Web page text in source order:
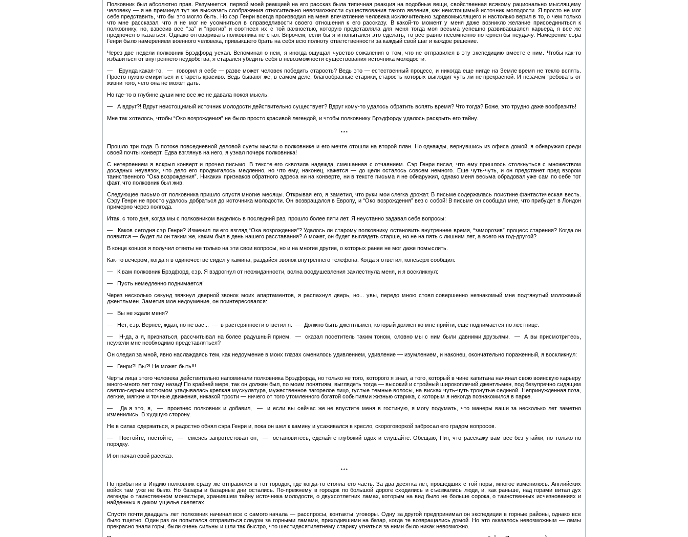
Полковник был абсолютно прав. Разумеется, первой моей реакцией на его рассказ была типичная реакция на подобные вещи, свойственная всякому рационально мыслящему
человеку — я не преминул тут же высказать соображения относительно невозможности существования такого явления, как неистощимый источник молодости. Я просто не мог
себе представить, что бы это могло быть. Но сэр Генри всегда производил на меня впечатление человека исключительно здравомыслящего и настолько верил в то, о чем только
что мне рассказал, что я не мог не усомниться в справедливости своего отношения к его рассказу. В какой-то момент у меня даже возникло желание присоединиться к
полковнику, но, взвесив все “за” и “против” и соотнеся их с той важностью, которую представляла для меня тогда моя весьма успешно развивавшаяся карьера, я все же
предпочел отказаться. Однако отговаривать полковника не стал. Впрочем, если бы я и попытался это сделать, то все равно несомненно потерпел бы неудачу. Намерение сэра
Генри было намерением военного человека, привыкшего брать на себя всю полноту ответственности за каждый свой шаг и каждое решение.
Через две недели полковник Брэдфорд уехал. Вспоминая о нем, я иногда ощущал чувство сожаления о том, что не отправился в эту экспедицию вместе с ним. Чтобы как-то
избавиться от внутреннего неудобства, я старался убедить себя в невозможности существования источника молодости.
— Ерунда какая-то, — говорил я себе — разве может человек победить старость? Ведь это — естественный процесс, и никогда еще нигде на Земле время не текло вспять.
Просто нужно смириться и стареть красиво. Ведь бывают же, в самом деле, благообразные старики, старость которых выглядит чуть ли не прекрасной. И незачем требовать от
жизни того, чего она не может дать.
Но где-то в глубине души мне все же не давала покоя мысль:
— А вдруг?! Вдруг неистощимый источник молодости действительно существует? Вдруг кому-то удалось обратить вспять время? Что тогда? Боже, это трудно даже вообразить!
Мне так хотелось, чтобы “Око возрождения” не было просто красивой легендой, и чтобы полковнику Брэдфорду удалось раскрыть его тайну.
* * *
Прошло три года. В потоке повседневной деловой суеты мысли о полковнике и его мечте отошли на второй план. Но однажды, вернувшись из офиса домой, я обнаружил среди
своей почты конверт. Едва взглянув на него, я узнал почерк полковника!
С нетерпением я вскрыл конверт и прочел письмо. В тексте его сквозила надежда, смешанная с отчаянием. Сэр Генри писал, что ему пришлось столкнуться с множеством
досадных неувязок, что дело его продвигалось медленно, но что ему, наконец, кажется — до цели осталось совсем немного. Еще чуть-чуть, и он предстанет пред взором
таинственного “Ока возрождения”. Никаких признаков обратного адреса ни на конверте, ни в тексте письма я не обнаружил, однако меня весьма обрадовал уже сам по себе тот
факт, что полковник был жив.
Следующее письмо от полковника пришло спустя многие месяцы. Открывая его, я заметил, что руки мои слегка дрожат. В письме содержалась поистине фантастическая весть.
Сэру Генри не просто удалось добраться до источника молодости. Он возвращался в Европу, и “Око возрождения” вез с собой! В письме он сообщал мне, что прибудет в Лондон
примерно через полгода.
Итак, с того дня, когда мы с полковником виделись в последний раз, прошло более пяти лет. Я неустанно задавал себе вопросы:
— Каков сегодня сэр Генри? Изменил ли его взгляд “Ока возрождения”? Удалось ли старому полковнику остановить внутреннее время, “заморозив” процесс старения? Когда он
появится — будет ли он таким же, каким был в день нашего расставания? А может, он будет выглядеть старше, но не на пять с лишним лет, а всего на год-другой?
В конце концов я получил ответы не только на эти свои вопросы, но и на многие другие, о которых ранее не мог даже помыслить.
Как-то вечером, когда я в одиночестве сидел у камина, раздайся звонок внутреннего телефона. Когда я ответил, консьерж сообщил:
— К вам полковник Брэдфорд, сэр. Я вздрогнул от неожиданности, волна воодушевления захлестнула меня, и я воскликнул:
— Пусть немедленно поднимается!
Через несколько секунд звякнул дверной звонок моих апартаментов, я распахнул дверь, но... увы, передо мною стоял совершенно незнакомый мне подтянутый моложавый
джентльмен. Заметив мое недоумение, он поинтересовался:
— Вы не ждали меня?
— Нет, сэр. Вернее, ждал, но не вас... — в растерянности ответил я. — Должно быть джентльмен, который должен ко мне прийти, еще поднимается по лестнице.
— Н‑да, а я, признаться, рассчитывал на более радушный прием, — сказал посетитель таким тоном, словно мы с ним были давними друзьями. — А вы присмотритесь,
неужели мне необходимо представляться?
Он следил за мной, явно наслаждаясь тем, как недоумение в моих глазах сменилось удивлением, удивление — изумлением, и наконец, окончательно пораженный, я воскликнул:
— Генри?! Вы?! Не может быть!!!
Черты лица этого человека действительно напоминали полковника Брэдфорда, но только не того, которого я знал, а того, который в чине капитана начинал свою воинскую карьеру
много-много лет тому назад! По крайней мере, так он должен был, по моим понятиям, выглядеть тогда — высокий и стройный широкоплечий джентльмен, под безупречно сидящим
светло-серым костюмом угадывалась крепкая мускулатура, мужественное загорелое лицо, густые темные волосы, на висках чуть-чуть тронутые сединой. Непринужденная поза,
легкие, мягкие и точные движения, никакой трости — ничего от того утомленного богатой событиями жизнью старика, с которым я некогда познакомился в парке.
— Да я это, я, — произнес полковник и добавил, — и если вы сейчас же не впустите меня в гостиную, я могу подумать, что манеры ваши за несколько лет заметно
изменились. В худшую сторону.
Не в силах сдержаться, я радостно обнял сэра Генри и, пока он шел к камину и усаживался в кресло, скороговоркой забросал его градом вопросов.
— Постойте, постойте, — смеясь запротестовал он, — остановитесь, сделайте глубокий вдох и слушайте. Обещаю, Пит, что расскажу вам все без утайки, но только по
порядку.
И он начал свой рассказ.
* * *
По прибытии в Индию полковник сразу же отправился в тот городок, где когда-то стояла его часть. За два десятка лет, прошедших с той поры, многое изменилось. Английских
войск там уже не было. Но базары и базарные дни остались. По-прежнему в городок по большой дороге сходились и съезжались люди, и, как раньше, над горами витал дух
легенды о таинственном монастыре, хранившем тайну источника молодости, о двухсотлетних ламах, которым на вид было не больше сорока, о таинственных исчезновениях и
найденных в диком ущелье скелетах.
Спустя почти двадцать лет полковник начинал все с самого начала — расспросы, контакты, уговоры. Одну за другой предпринимал он экспедиции в горные районы, однако все
было тщетно. Один раз он попытался отправиться следом за горными ламами, приходившими на базар, когда те возвращались домой. Но это оказалось невозможным — ламы
прекрасно знали горы, были очень сильны и шли так быстро, что шестидесятилетнему старику угнаться за ними было никак невозможно.